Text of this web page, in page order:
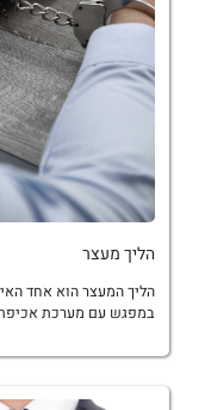
הליך מעצר
הליך המעצר הוא אחד
במפגש עם מערכת